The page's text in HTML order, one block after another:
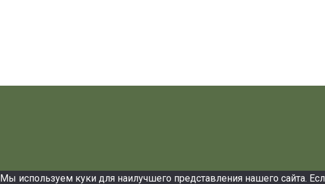
Мы используем куки для наилучшего представления нашего сайта.